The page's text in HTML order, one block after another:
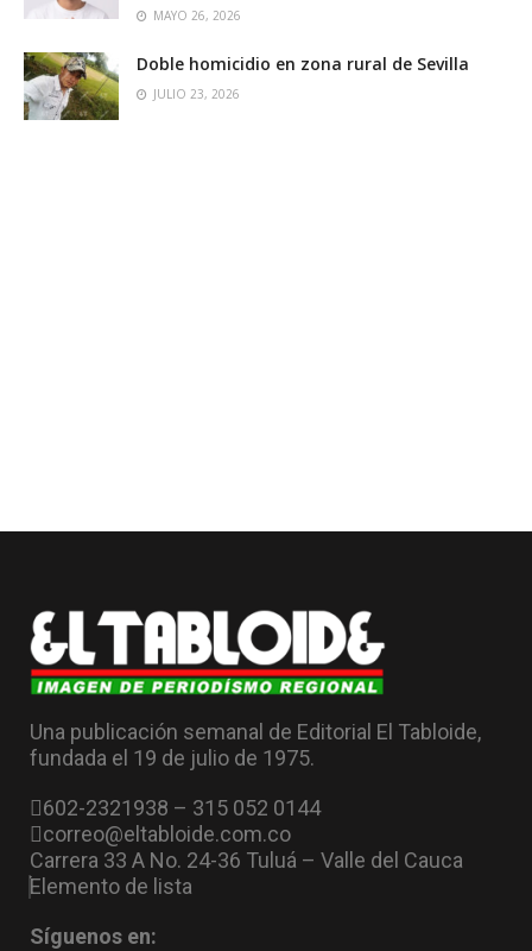
MAYO 26, 2026
Doble homicidio en zona rural de Sevilla
JULIO 23, 2026
Una publicación semanal de Editorial El Tabloide,
fundada el 19 de julio de 1975.
602-2321938 – 315 052 0144
correo@eltabloide.com.co
Carrera 33 A No. 24-36 Tuluá – Valle del Cauca
Elemento de lista
Síguenos en: